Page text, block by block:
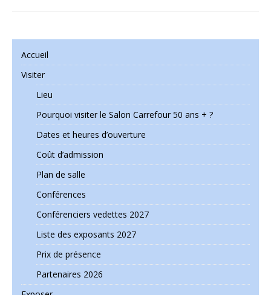
Accueil
Visiter
Lieu
Pourquoi visiter le Salon Carrefour 50 ans + ?
Dates et heures d’ouverture
Coût d’admission
Plan de salle
Conférences
Conférenciers vedettes 2027
Liste des exposants 2027
Prix de présence
Partenaires 2026